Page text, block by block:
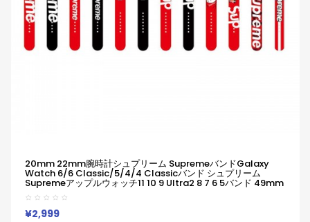
20mm 22mm腕時計シュプリーム SupremeバンドGalaxy
Watch 6/6 Classic/5/4/4 Classicバンド シュプリーム
Supremeアップルウォッチ11 10 9 Ultra2 8 7 6 5バンド 49mm
45mm ハイブランド柔らかい 通気性 防水 防汗 男女兼用
Galaxy/appleなどウォッチ対応
¥2,999